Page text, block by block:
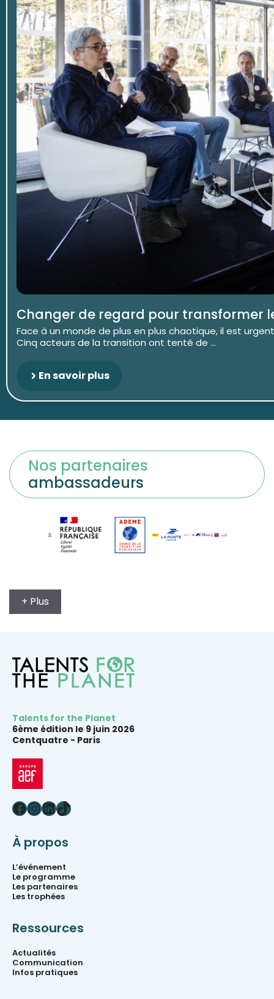
Changer de regard pour transformer
Face à un monde de plus en plus chaotique, il est
Cinq acteurs de la transition ont tenté de ...
En savoir plus
Nos partenaires
ambassadeurs
+ Plus
Talents for the Planet
6ème édition le 9 juin 2026
Centquatre - Paris
Facebook
Instagram
LinkedIn
TikTok
À propos
L’événement
Le programme
Les partenaires
Les trophées
Ressources
Actualités
Communication
Infos pratiques